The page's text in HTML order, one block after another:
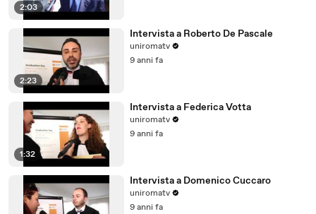
2:03
2:23
Intervista a Roberto De Pascale
uniromatv
9 anni fa
1:32
Intervista a Federica Votta
uniromatv
9 anni fa
Intervista a Domenico Cuccaro
uniromatv
9 anni fa